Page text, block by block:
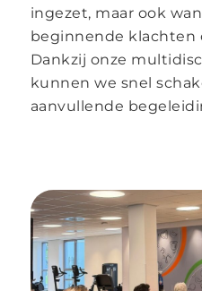
ingezet, maar ook
beginnende klachten
Dankzij onze
kunnen we snel
aanvullende